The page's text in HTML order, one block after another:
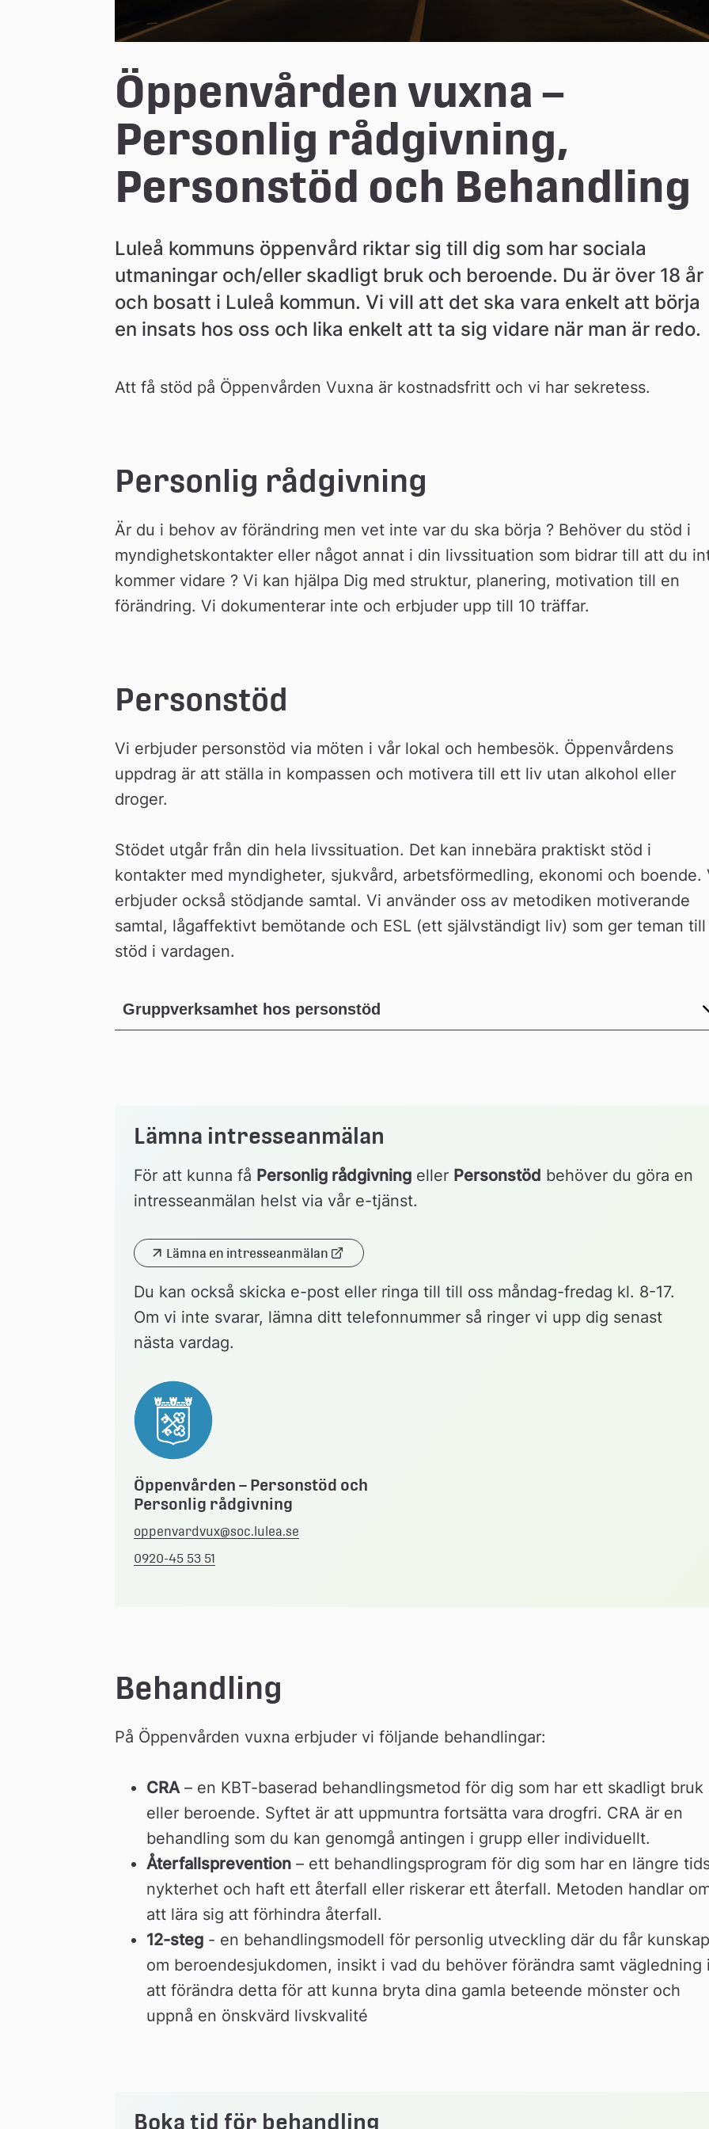
Öppenvården vuxna –
Personlig rådgivning,
Personstöd och Behandling
Luleå kommuns öppenvård riktar sig till dig som har sociala
utmaningar och/eller skadligt bruk och beroende. Du är över 18 år
och bosatt i Luleå kommun. Vi vill att det ska vara enkelt att börja
en insats hos oss och lika enkelt att ta sig vidare när man är redo.
Att få stöd på Öppenvården Vuxna är kostnadsfritt och vi har sekretess.
Personlig rådgivning
Är du i behov av förändring men vet inte var du ska börja ? Behöver du stöd i
myndighetskontakter eller något annat i din livssituation som bidrar till att du
kommer vidare ? Vi kan hjälpa Dig med struktur, planering, motivation till en
förändring. Vi dokumenterar inte och erbjuder upp till 10 träffar.
Personstöd
Vi erbjuder personstöd via möten i vår lokal och hembesök. Öppenvårdens
uppdrag är att ställa in kompassen och motivera till ett liv utan alkohol eller
droger.
Stödet utgår från din hela livssituation. Det kan innebära praktiskt stöd i
kontakter med myndigheter, sjukvård, arbetsförmedling, ekonomi och boende.
erbjuder också stödjande samtal. Vi använder oss av metodiken motiverande
samtal, lågaffektivt bemötande och ESL (ett självständigt liv) som ger teman till
stöd i vardagen.
Gruppverksamhet hos personstöd
Lämna intresseanmälan
För att kunna få Personlig rådgivning eller Personstöd behöver du göra en
intresseanmälan helst via vår e-tjänst.
Lämna en intresseanmälan
Länk
extern
webbplats
Du kan också skicka e-post eller ringa till till oss måndag-fredag kl. 8-17.
Om vi inte svarar, lämna ditt telefonnummer så ringer vi upp dig senast
nästa vardag.
Öppenvården – Personstöd och
Personlig rådgivning
oppenvardvux@soc.lulea.se
0920-45 53 51
Behandling
På Öppenvården vuxna erbjuder vi följande behandlingar:
CRA – en KBT-baserad behandlingsmetod för dig som har ett skadligt bruk
eller beroende. Syftet är att uppmuntra fortsätta vara drogfri. CRA är en
behandling som du kan genomgå antingen i grupp eller individuellt.
Återfallsprevention – ett behandlingsprogram för dig som har en längre
nykterhet och haft ett återfall eller riskerar ett återfall. Metoden handlar
att lära sig att förhindra återfall.
12-steg - en behandlingsmodell för personlig utveckling där du får kunskap
om beroendesjukdomen, insikt i vad du behöver förändra samt vägledning
att förändra detta för att kunna bryta dina gamla beteende mönster och
uppnå en önskvärd livskvalité
Boka tid för behandling